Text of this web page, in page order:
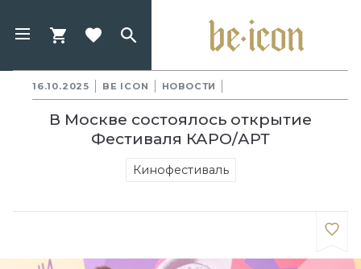
16.10.2025 BE ICON НОВОСТИ
В Москве состоялось открытие
Фестиваля КАРО/АРТ
Кинофестиваль